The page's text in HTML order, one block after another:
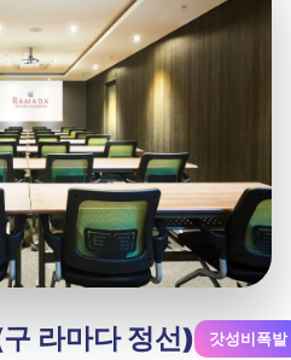
라마다 정선) 갓성비폭발